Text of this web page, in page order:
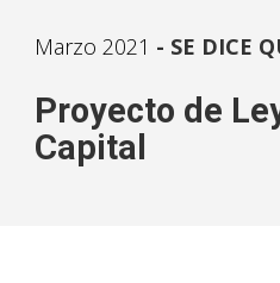
Marzo 2021 SE DICE
Proyecto de
Capital